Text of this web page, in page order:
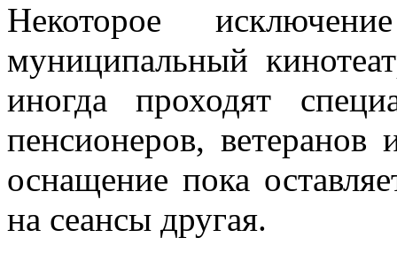
Некоторое
муниципальный
иногда проходят
пенсионеров, ветеранов
оснащение пока
на сеансы другая.